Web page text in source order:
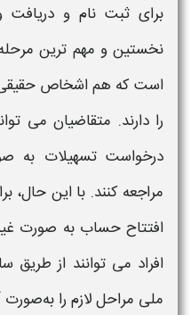
برای ثبت‌ نام و دریافت
نخستین و مهم‌ ترین
است که هم اشخاص
را دارند. متقاضیان می‌
درخواست تسهیلات
مراجعه کنند. با این حال،
افتتاح حساب به‌ صورت
افراد می‌ توانند از طریق
ملی مراحل لازم را به‌صورت